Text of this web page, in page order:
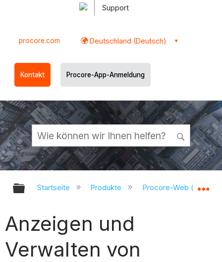
Support
procore.com Deutschland (Deutsch)
Kontakt Procore-App-Anmeldung
Globale Hierarchie auf- und
Startseite Produkte Procore-Web
Anzeigen und
Verwalten von